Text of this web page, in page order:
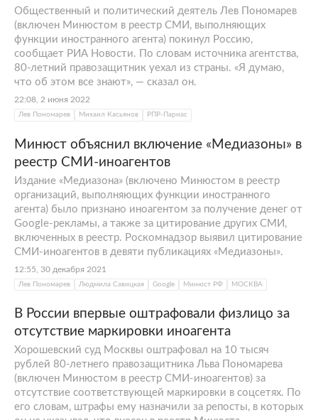
Общественный и политический деятель Лев Пономарев
(включен Минюстом в реестр СМИ, выполняющих
функции иностранного агента) покинул Россию,
сообщает РИА Новости. По словам источника агентства,
80-летний правозащитник уехал из страны. «Я думаю,
что об этом все знают», — сказал он.
22:08, 2 июня 2022
Лев Пономарев Михаил Касьянов РПР-Парнас
Минюст объяснил включение «Медиазоны» в
реестр СМИ-иноагентов
Издание «Медиазона» (включено Минюстом в реестр
организаций, выполняющих функции иностранного
агента) было признано иноагентом за получение денег от
Google-рекламы, а также за цитирование других СМИ,
включенных в реестр. Роскомнадзор выявил цитирование
СМИ-иноагентов в девяти публикациях «Медиазоны».
12:55, 30 декабря 2021
Лев Пономарев Людмила Савицкая Google Минюст РФ МОСКВА
В России впервые оштрафовали физлицо за
отсутствие маркировки иноагента
Хорошевский суд Москвы оштрафовал на 10 тысяч
рублей 80-летнего правозащитника Льва Пономарева
(включен Минюстом в реестр СМИ-иноагентов) за
отсутствие соответствующей маркировки в соцсетях. По
его словам, штрафы ему назначили за репосты, в которых